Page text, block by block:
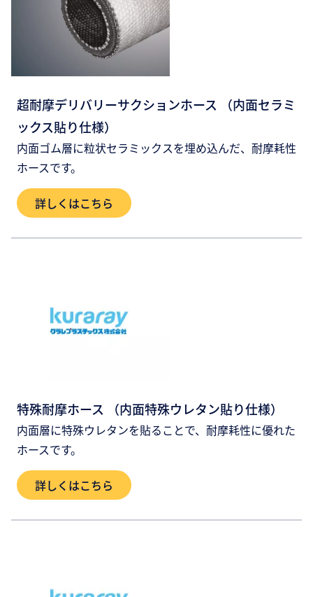
超耐摩デリバリーサクションホース （内面セラミ
ックス貼り仕様）
内面ゴム層に粒状セラミックスを埋め込んだ、耐摩耗性
ホースです。
詳しくはこちら
特殊耐摩ホース （内面特殊ウレタン貼り仕様）
内面層に特殊ウレタンを貼ることで、耐摩耗性に優れた
ホースです。
詳しくはこちら